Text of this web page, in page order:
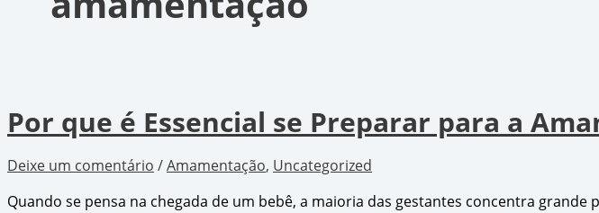
Por que é Essencial se Preparar para a
Deixe um comentário /Amamentação, Uncategorized
Quando se pensa na chegada de um bebê, a maioria das gestantes concentra